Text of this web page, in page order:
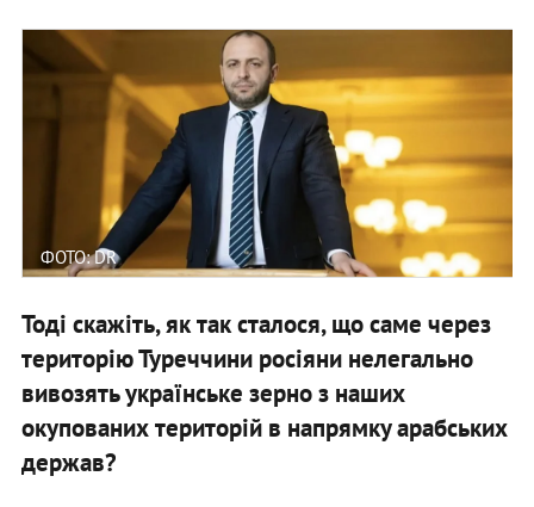
ФОТО: DR
Тоді скажіть, як так сталося, що саме через
територію Туреччини росіяни нелегально
вивозять українське зерно з наших
окупованих територій в напрямку арабських
держав?